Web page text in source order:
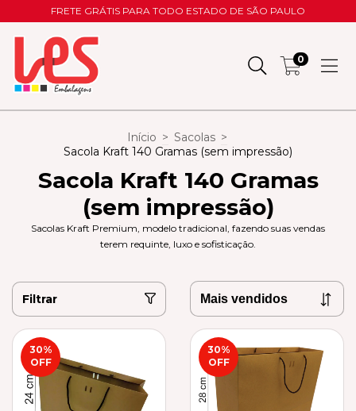
FRETE GRÁTIS PARA TODO ESTADO DE SÃO PAULO
0
Início > Sacolas >
Sacola Kraft 140 Gramas (sem impressão)
Sacola Kraft 140 Gramas
(sem impressão)
Sacolas Kraft Premium, modelo tradicional, fazendo suas vendas
terem requinte, luxo e sofisticação.
Filtrar
30%
OFF
30%
OFF